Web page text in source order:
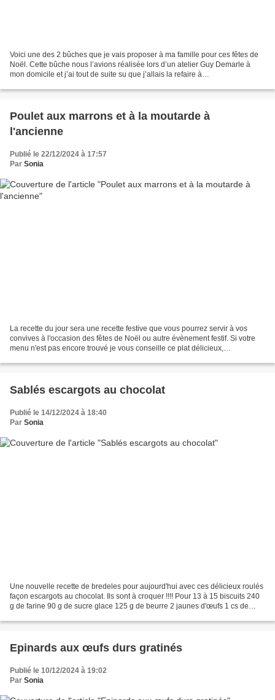
Voici une des 2 bûches que je vais proposer à ma famille pour ces fêtes de
Noël. Cette bûche nous l’avions réalisée lors d’un atelier Guy Demarle à
mon domicile et j’ai tout de suite su que j’allais la refaire à
Poulet aux marrons et à la moutarde à
l'ancienne
Publié le 22/12/2024 à 17:57
Par Sonia
La recette du jour sera une recette festive que vous pourrez servir à vos
convives à l'occasion des fêtes de Noël ou autre évènement festif. Si votre
menu n'est pas encore trouvé je vous conseille ce plat délicieux,
Sablés escargots au chocolat
Publié le 14/12/2024 à 18:40
Par Sonia
Une nouvelle recette de bredeles pour aujourd'hui avec ces délicieux roulés
façon escargots au chocolat. Ils sont à croquer !!!! Pour 13 à 15 biscuits 240
g de farine 90 g de sucre glace 125 g de beurre 2 jaunes d'œufs 1 cs de
Epinards aux œufs durs gratinés
Publié le 10/12/2024 à 19:02
Par Sonia